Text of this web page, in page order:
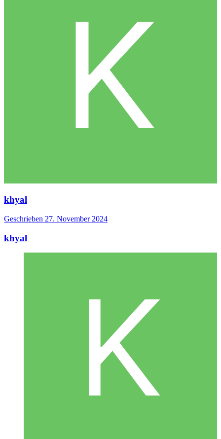
khyal
Geschrieben 27. November 2024
khyal